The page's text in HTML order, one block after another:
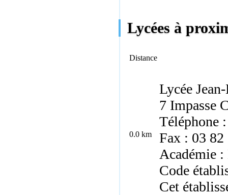
Lycées à
Distance
0.0 km
Lycée
7 Impasse
Téléphone
Fax : 03 82
Académie
Code
Cet